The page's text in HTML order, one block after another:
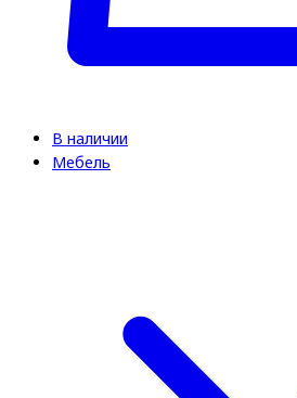
В наличии
Мебель